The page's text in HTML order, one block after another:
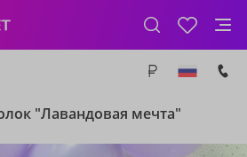
"Лавандовая мечта"